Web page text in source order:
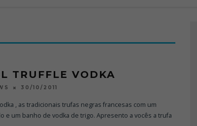
TRUFFLE VODKA
30/10/2011
, as tradicionais trufas negras francesas com um
e um banho de vodka de trigo. Apresento a vocês a trufa